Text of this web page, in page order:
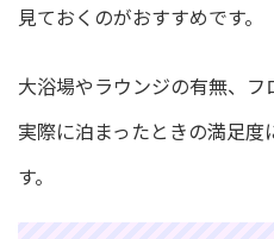
見ておくのがおすすめです。
大浴場やラウンジの有無、フ
実際に泊まったときの満足
す。